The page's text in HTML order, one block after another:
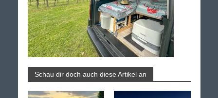
Schau dir doch auch diese Artikel an